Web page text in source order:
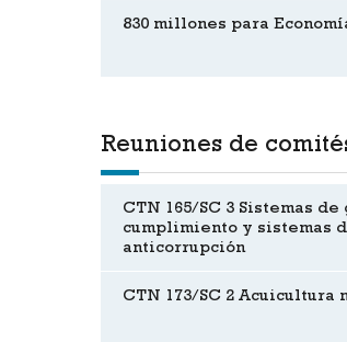
830 millones para
Reuniones de
CTN 165/SC 3 Sistemas
cumplimiento y sistemas
anticorrupción
CTN 173/SC 2 Acuicultura